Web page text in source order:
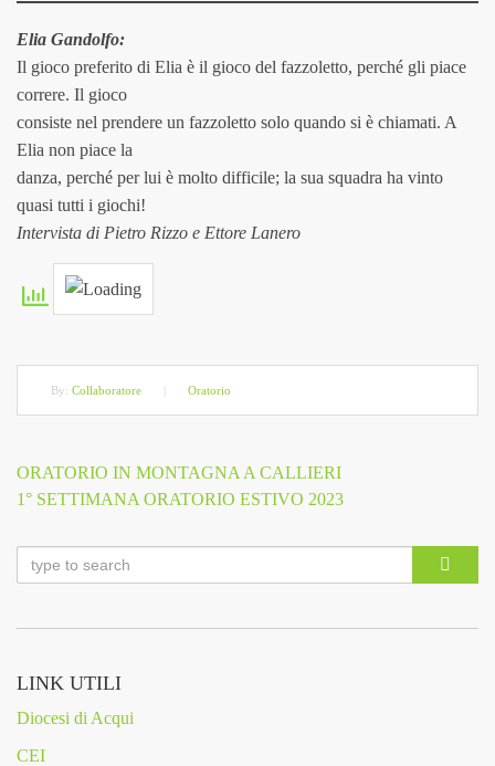
Elia Gandolfo:
Il gioco preferito di Elia è il gioco del fazzoletto, perché gli piace
correre. Il gioco
consiste nel prendere un fazzoletto solo quando si è chiamati. A
Elia non piace la
danza, perché per lui è molto difficile; la sua squadra ha vinto
quasi tutti i giochi!
Intervista di Pietro Rizzo e Ettore Lanero
By: Collaboratore Oratorio
Navigazione
Previous
Post
ORATORIO IN MONTAGNA A CALLIERI
Next
1° SETTIMANA ORATORIO ESTIVO 2023
LINK UTILI
Diocesi di Acqui
CEI